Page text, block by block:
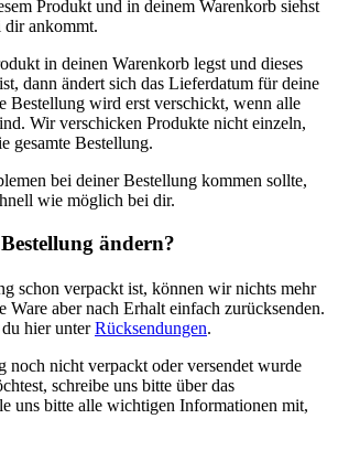
Produkt und in deinem Warenkorb siehst
dir ankommt.
in deinen Warenkorb legst und dieses
dann ändert sich das Lieferdatum für deine
Bestellung wird erst verschickt, wenn alle
Wir verschicken Produkte nicht einzeln,
gesamte Bestellung.
bei deiner Bestellung kommen sollte,
wie möglich bei dir.
ändern?
schon verpackt ist, können wir nichts mehr
Ware aber nach Erhalt einfach zurücksenden.
hier unterRücksendungen.
noch nicht verpackt oder versendet wurde
schreibe uns bitte über das
uns bitte alle wichtigen Informationen mit,